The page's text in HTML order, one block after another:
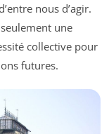
nous d’agir.
une
collective pour
futures.